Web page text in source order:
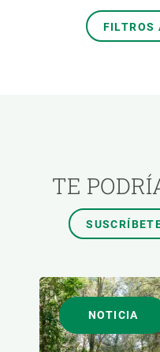
FILTROS
FORMATO
TE
NOTICIA